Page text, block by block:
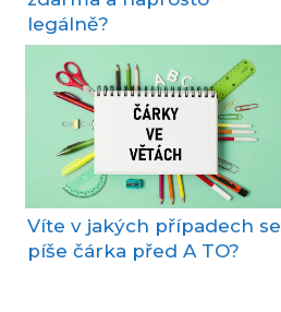
legálně?
Víte v jakých případech se
píše čárka před A TO?